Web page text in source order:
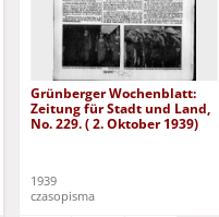
Grünberger Wochenblatt:
Zeitung für Stadt und Land,
No. 229. ( 2. Oktober 1939)
1939
czasopisma